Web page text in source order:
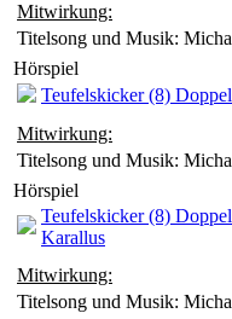
Mitwirkung:
Titelsong und Musik:
Hörspiel
Teufelskicker (8)
Mitwirkung:
Titelsong und Musik:
Hörspiel
Teufelskicker (8)
Karallus
Mitwirkung:
Titelsong und Musik: